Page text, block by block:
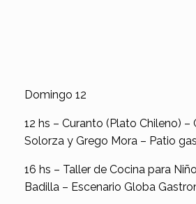
Domingo 12
12 hs – Curanto (Plato Chileno) –
Solorza y Grego Mora – Patio
16 hs – Taller de Cocina para
Badilla – Escenario Globa